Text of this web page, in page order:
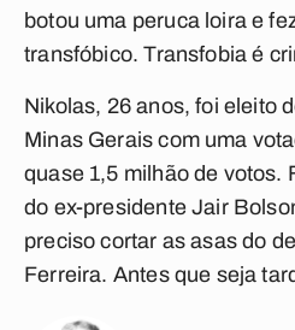
botou uma peruca loira e
transfóbico. Transfobia é
Nikolas, 26 anos, foi eleito
Minas Gerais com uma
quase 1,5 milhão de votos.
do ex-presidente Jair
preciso cortar as asas do
Ferreira. Antes que seja